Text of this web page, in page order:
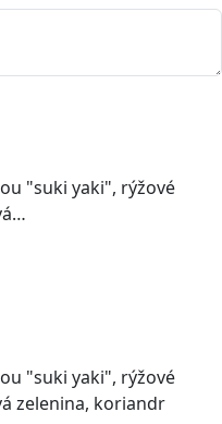
"suki yaki", rýžové
"suki yaki", rýžové
zelenina, koriandr